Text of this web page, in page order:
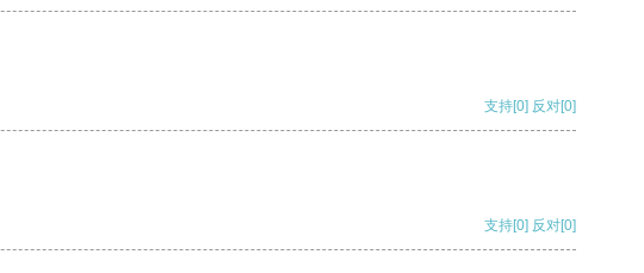
支持[0] 反对[0]
支持[0] 反对[0]